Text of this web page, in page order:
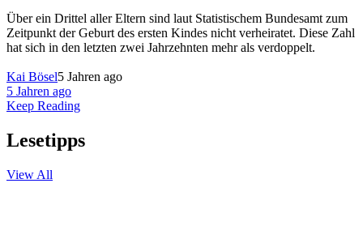
Über ein Drittel aller Eltern sind laut Statistischem Bundesamt zum
Zeitpunkt der Geburt des ersten Kindes nicht verheiratet. Diese Zahl
hat sich in den letzten zwei Jahrzehnten mehr als verdoppelt.
Kai Bösel5 Jahren ago
5 Jahren ago
Keep Reading
Lesetipps
View All